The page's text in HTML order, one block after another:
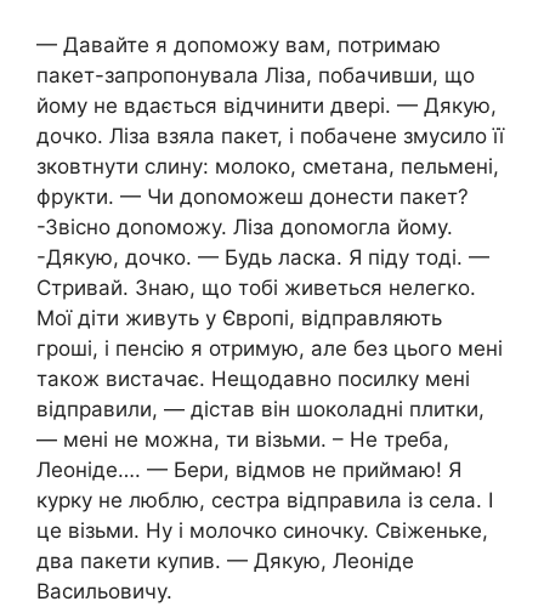
— Давайте я допоможу вам, потримаю
пакет-запропонувала Ліза, побачивши, що
йому не вдається відчинити двері. — Дякую,
дочко. Ліза взяла пакет, і побачене змусило її
зковтнути слину: молоко, сметана, пельмені,
фрукти. — Чи доnоможеш донести пакет?
-Звісно доnоможу. Ліза доnомогла йому.
-Дякую, дочко. — Будь ласка. Я піду тоді. —
Стривай. Знаю, що тобі живеться нелегко.
Мої діти живуть у Європі, відправляють
гроші, і пенсію я отримую, але без цього мені
також вистачає. Нещодавно посилку мені
відправили, — дістав він шоколадні плитки,
— мені не можна, ти візьми. – Не треба,
Леоніде…. — Бери, відмов не приймаю! Я
курку не люблю, сестра відправила із села. І
це візьми. Ну і молочко синочку. Свіженьке,
два пакети купив. — Дякую, Леоніде
Васильовичу.